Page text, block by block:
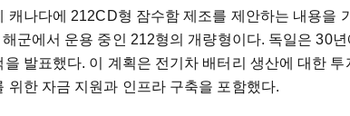
캐나다에 212CD형 잠수함 제조를 제안하는 내용을
군에서 운용 중인 212형의 개량형이다. 독일은 30
을 발표했다. 이 계획은 전기차 배터리 생산에 대한
위한 자금 지원과 인프라 구축을 포함했다.